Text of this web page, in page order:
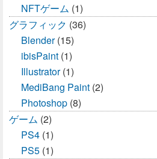
NFTゲーム (1)
グラフィック (36)
Blender(15)
ibisPaint (1)
Illustrator(1)
MediBang Paint (2)
Photoshop (8)
ゲーム (2)
PS4 (1)
PS5 (1)